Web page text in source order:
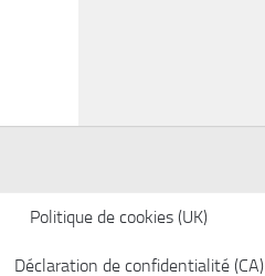
Politique de cookies (UK)
Déclaration de confidentialité (CA)